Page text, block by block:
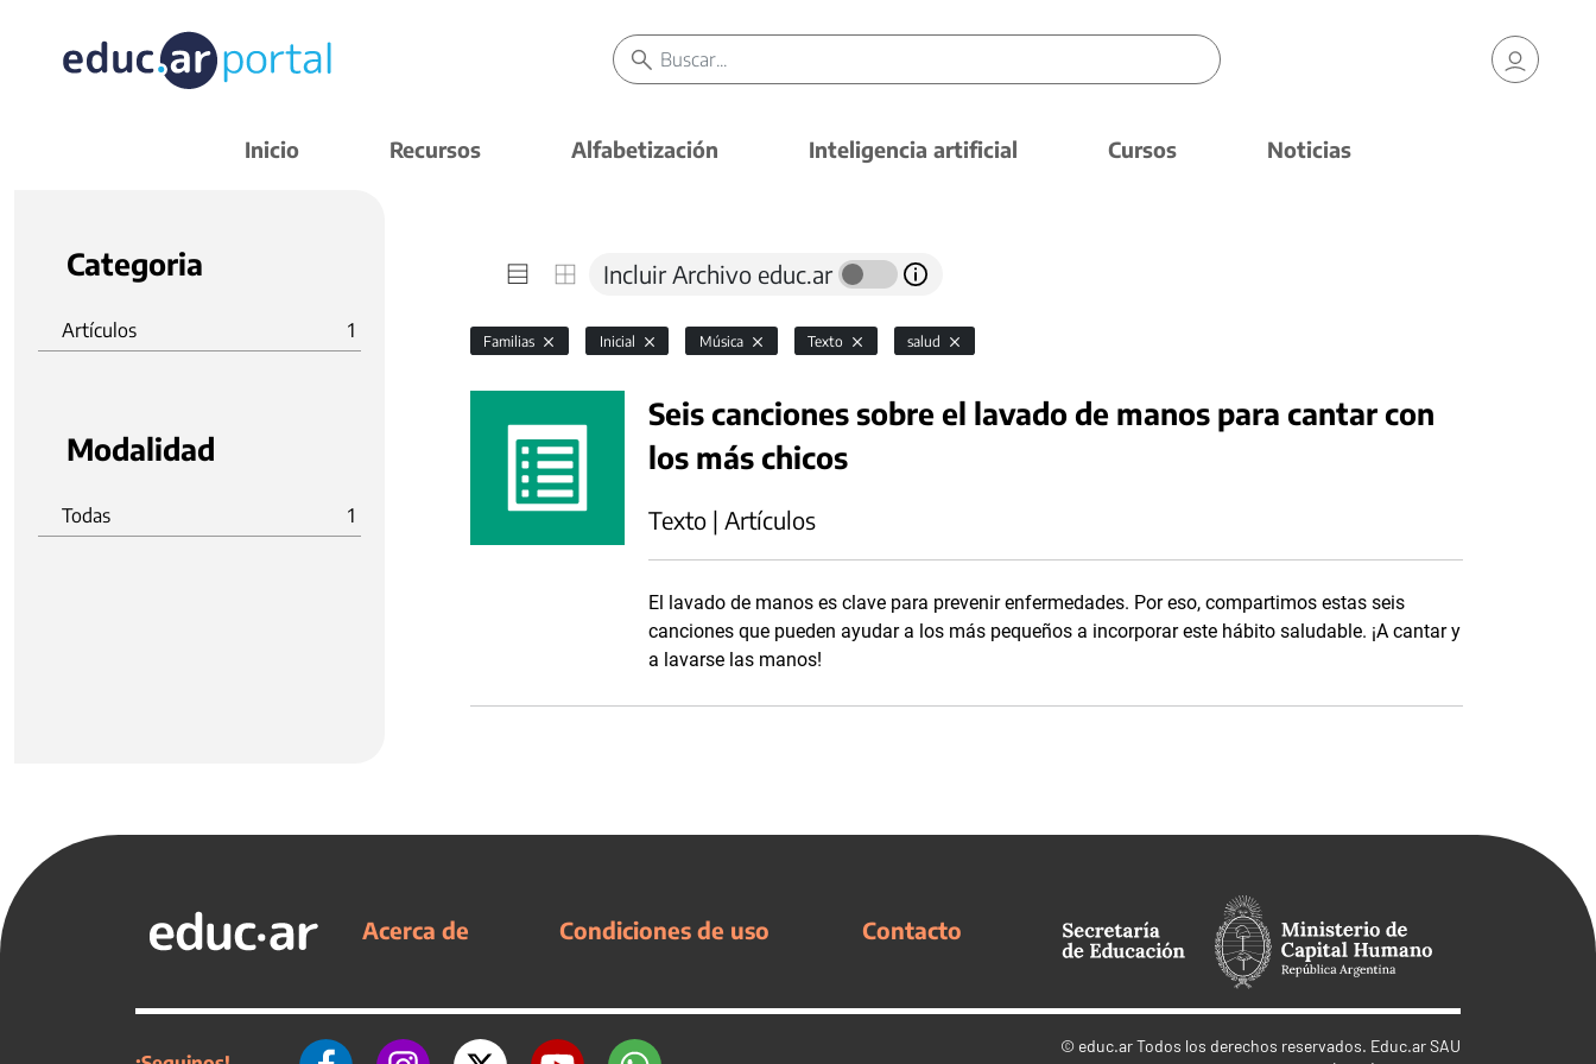
Inicio Recursos Alfabetización Inteligencia artificial Cursos Noticias
Categoria
Artículos 1
Modalidad
Todas 1
Incluir Archivo educ.ar
Familias Inicial Música Texto salud
Seis canciones sobre el lavado de manos para cantar con
los más chicos
Texto | Artículos
El lavado de manos es clave para prevenir enfermedades. Por eso, compartimos estas seis
canciones que pueden ayudar a los más pequeños a incorporar este hábito saludable. ¡A cantar y
a lavarse las manos!
Acerca de Condiciones de uso Contacto
© educ.arTodos los derechos reservados. Educ.ar SAU